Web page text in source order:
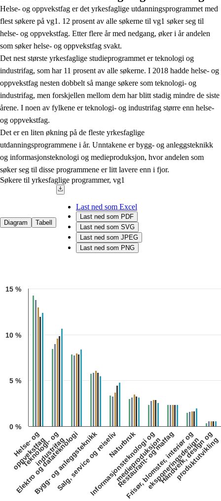
Helse- og oppvekstfag er det yrkesfaglige utdanningsprogrammet med
flest søkere på vg1. 12 prosent av alle søkerne til vg1 søker seg til
helse- og oppvekstfag. Etter flere år med nedgang, øker i år andelen
som søker helse- og oppvekstfag svakt.
Det nest største yrkesfaglige studieprogrammet er teknologi og
industrifag, som har 11 prosent av alle søkerne. I 2018 hadde helse- og
oppvekstfag nesten dobbelt så mange søkere som teknologi- og
industrifag, men forskjellen mellom dem har blitt stadig mindre de siste
årene. I noen av fylkene er teknologi- og industrifag større enn helse-
og oppvekstfag.
Det er en liten økning på de fleste yrkesfaglige
utdanningsprogrammene i år. Unntakene er bygg- og anleggsteknikk
og informasjonsteknologi og medieproduksjon, hvor andelen som
søker seg til disse programmene er litt lavere enn i fjor.
Søkere til yrkesfaglige programmer, vg1
Diagram Tabell
Last ned som Excel
Last ned som PDF
Last ned som SVG
Last ned som JPEG
Last ned som PNG
Bar chart with 5 data series.
The chart has 1 X axis displaying categories.
Helse- og
oppvekstfag
Teknologi- og
industrifag
Elektro og datateknologi
Bygg- og anleggsteknikk
Salg, service og reiselivNaturbruk
Informasjonsteknologi og
medieproduksjon
Restaurant- og matfag
Frisør, blomster, interiør og
eksponeringsdesign
Håndverk, design og
produktutvikling
0 %
10 %
5 %
15 %